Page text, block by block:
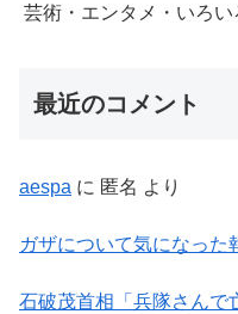
芸術・エンタメ・いろい
最近のコメント
aespa に 匿名 より
ガザについて気になった
石破茂首相「兵隊さんで